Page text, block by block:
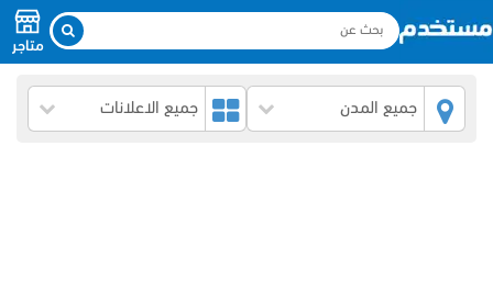
متاجر
جميع المدن جميع الاعلانات